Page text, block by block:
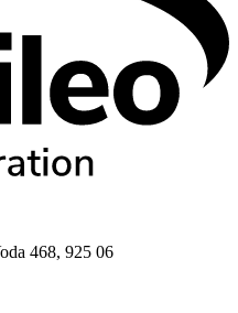
468, 925 06